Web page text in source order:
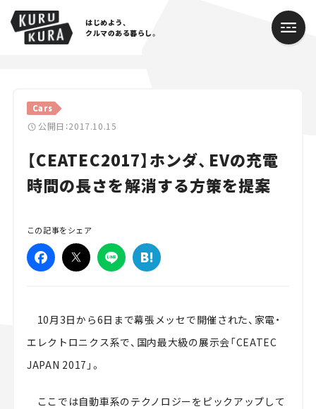
はじめよう、
クルマのある暮らし。
Cars
公開日：2017.10.15
【CEATEC2017】ホンダ、EVの充電
時間の長さを解消する方策を提案
この記事をシェア
10月3日から6日まで幕張メッセで開催された、家電・
エレクトロニクス系で、国内最大級の展示会「CEATEC
JAPAN 2017」。
ここでは自動車系のテクノロジーをピックアップして
Cars
Lifestyle
Traffic
Special
Series
人気のハッシュタグ
スズキ ジムニー｜Suzuki Jimny
スズキ｜Suzuki